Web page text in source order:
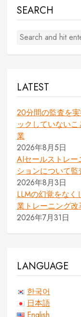
SEARCH
LATEST
20分間の監査を
ックしていない
業
2026年8月5日
AIセールストレ
ションについて
2026年8月3日
LLMの幻覚をな
業トレーニング改
2026年7月31日
LANGUAGE
한국어
日本語
English